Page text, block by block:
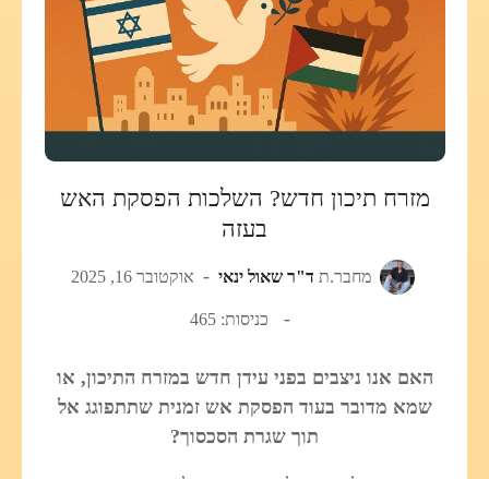
מזרח תיכון חדש? השלכות הפסקת האש
בעזה
מחבר.ת ד"ר שאול ינאי אוקטובר 16, 2025
כניסות: 465
האם אנו ניצבים בפני עידן חדש במזרח התיכון, או
שמא מדובר בעוד הפסקת אש זמנית שתתפוגג אל
תוך שגרת הסכסוך?